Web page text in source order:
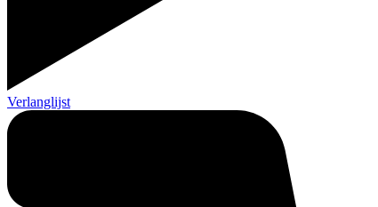
Verlanglijst